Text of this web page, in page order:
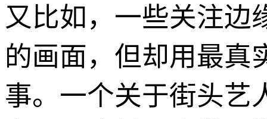
又比如，一些关注边
的画面，但却用最真
事。一个关于街头艺